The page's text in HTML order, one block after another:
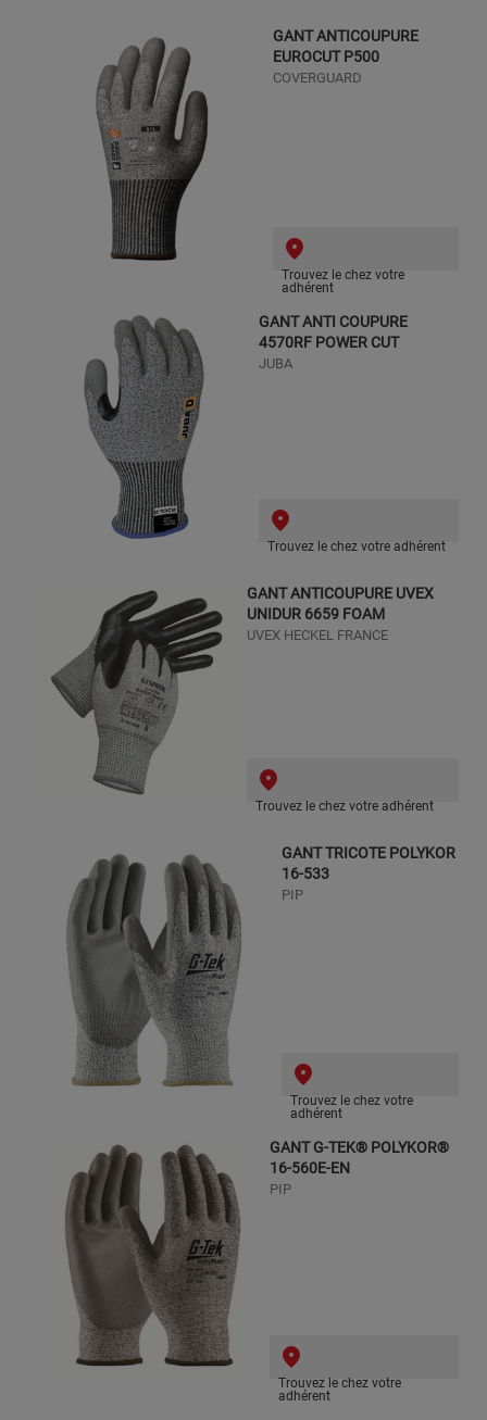
GANT ANTICOUPURE
EUROCUT P500
COVERGUARD
Trouvez le chez votre
adhérent
GANT ANTI COUPURE
4570RF POWER CUT
JUBA
Trouvez le chez votre adhérent
GANT ANTICOUPURE UVEX
UNIDUR 6659 FOAM
UVEX HECKEL FRANCE
Trouvez le chez votre adhérent
GANT TRICOTE POLYKOR
16-533
PIP
Trouvez le chez votre
adhérent
GANT G-TEK® POLYKOR®
16-560E-EN
PIP
Trouvez le chez votre
adhérent